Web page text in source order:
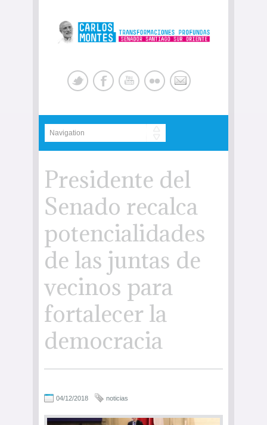
Presidente del
Senado recalca
potencialidades
de las juntas de
vecinos para
fortalecer la
democracia
04/12/2018 noticias